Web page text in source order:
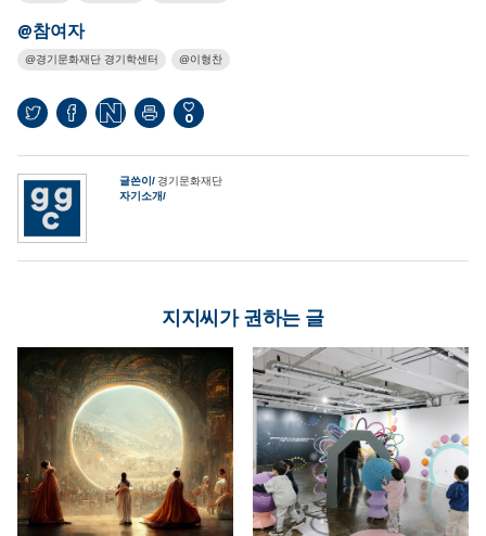
@참여자
경기문화재단 경기학센터 이형찬
0
글쓴이
경기문화재단
자기소개
지지씨가 권하는 글